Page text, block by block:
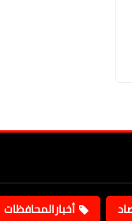
أخبارالمحافظات